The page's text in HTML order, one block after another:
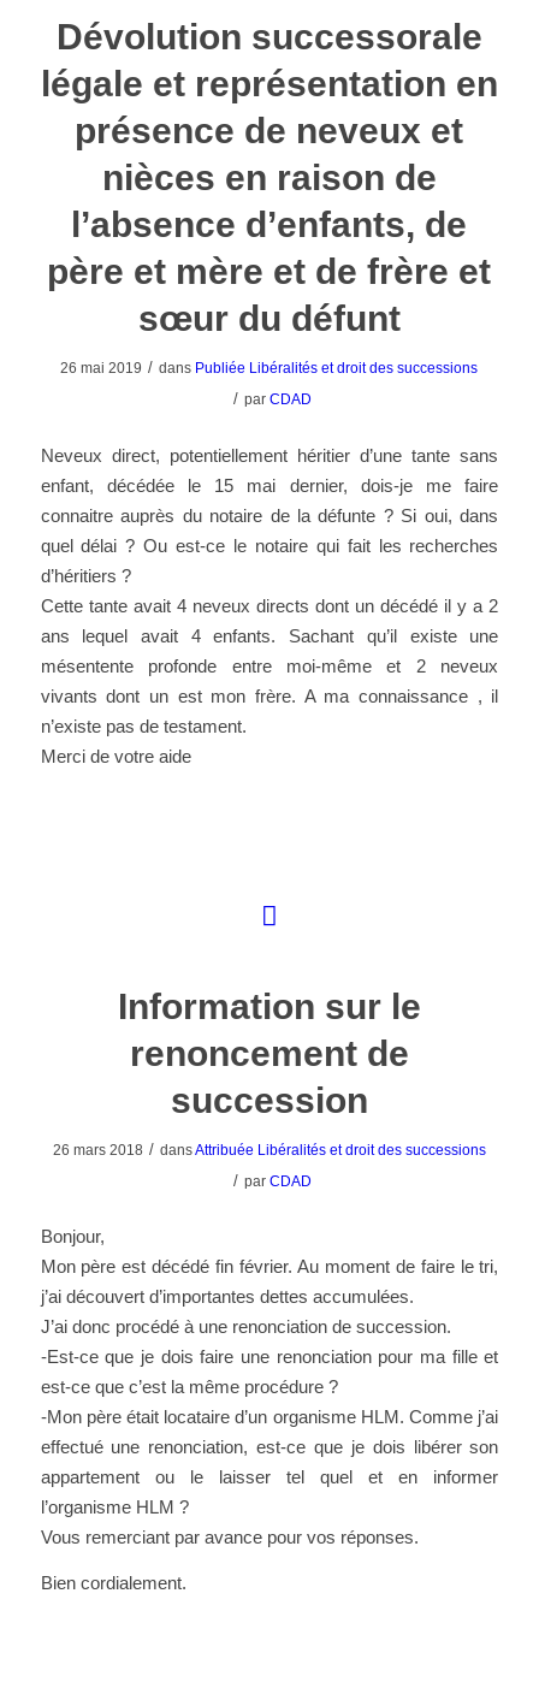
Dévolution successorale
légale et représentation en
présence de neveux et
nièces en raison de
l’absence d’enfants, de
père et mère et de frère et
sœur du défunt
26 mai 2019 / dans Publiée Libéralités et droit des successions
/ par CDAD
Neveux direct, potentiellement héritier d’une tante sans
enfant, décédée le 15 mai dernier, dois-je me faire
connaitre auprès du notaire de la défunte ? Si oui, dans
quel délai ? Ou est-ce le notaire qui fait les recherches
d’héritiers ?
Cette tante avait 4 neveux directs dont un décédé il y a 2
ans lequel avait 4 enfants. Sachant qu’il existe une
mésentente profonde entre moi-même et 2 neveux
vivants dont un est mon frère. A ma connaissance , il
n’existe pas de testament.
Merci de votre aide
Information sur le
renoncement de
succession
26 mars 2018 / dansAttribuée Libéralités et droit des successions
/ par CDAD
Bonjour,
Mon père est décédé fin février. Au moment de faire le tri,
j’ai découvert d’importantes dettes accumulées.
J’ai donc procédé à une renonciation de succession.
-Est-ce que je dois faire une renonciation pour ma fille et
est-ce que c’est la même procédure ?
-Mon père était locataire d’un organisme HLM. Comme j’ai
effectué une renonciation, est-ce que je dois libérer son
appartement ou le laisser tel quel et en informer
l’organisme HLM ?
Vous remerciant par avance pour vos réponses.
Bien cordialement.